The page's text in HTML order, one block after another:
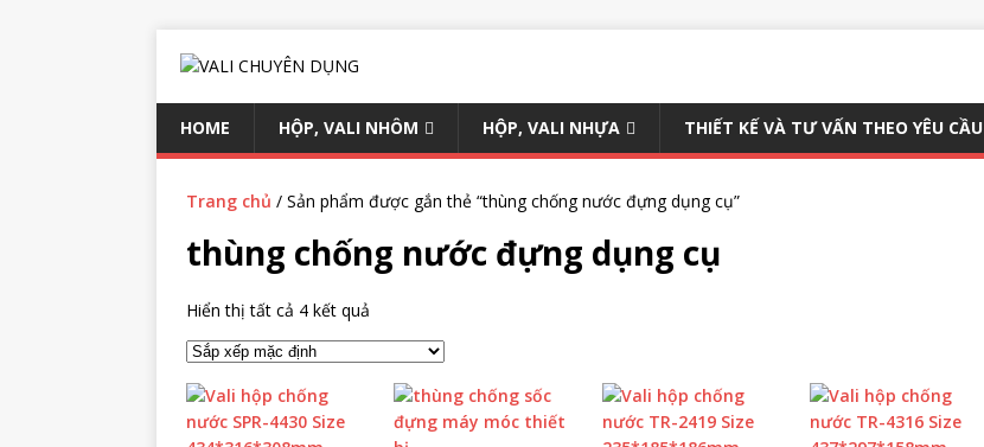
HOME HỘP, VALI NHÔM HỘP, VALI NHỰA THIẾT KẾ VÀ TƯ VẤN THEO YÊU CẦU
Trang chủ / Sản phẩm được gắn thẻ “thùng chống nước đựng dụng cụ”
thùng chống nước đựng dụng cụ
Hiển thị tất cả 4 kết quả